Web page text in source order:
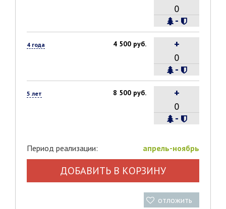
-
4 года 4 500 руб.
-
+
5 лет 8 500 руб.
-
+
Период реализации: апрель-ноябрь
ДОБАВИТЬ В КОРЗИНУ
отложить